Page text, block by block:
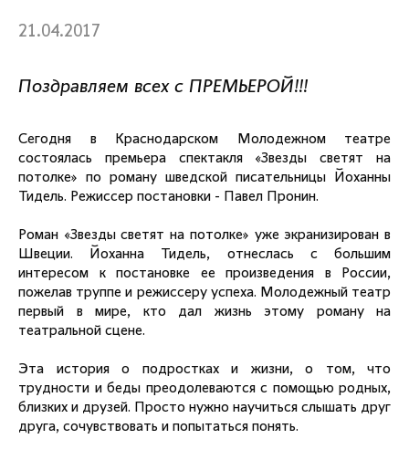
21.04.2017
Поздравляем всех с ПРЕМЬЕРОЙ!!!
Сегодня в Краснодарском Молодежном театре
состоялась премьера спектакля «Звезды светят на
потолке» по роману шведской писательницы Йоханны
Тидель. Режиссер постановки - Павел Пронин.
Роман «Звезды светят на потолке» уже экранизирован в
Швеции. Йоханна Тидель, отнеслась с большим
интересом к постановке ее произведения в России,
пожелав труппе и режиссеру успеха. Молодежный театр
первый в мире, кто дал жизнь этому роману на
театральной сцене.
Эта история о подростках и жизни, о том, что
трудности и беды преодолеваются с помощью родных,
близких и друзей. Просто нужно научиться слышать друг
друга, сочувствовать и попытаться понять.